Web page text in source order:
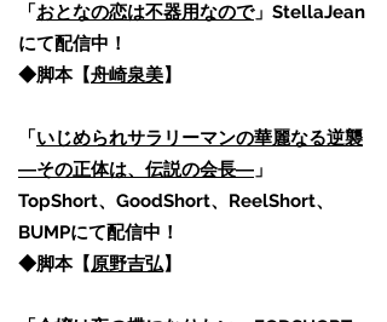
「おとなの恋は不器用なので」StellaJean
にて配信中！
◆脚本【舟崎泉美】
「いじめられサラリーマンの華麗なる逆襲
―その正体は、伝説の会⻑― 」
TopShort、GoodShort、ReelShort、
BUMPにて配信中！
◆脚本【原野吉弘】